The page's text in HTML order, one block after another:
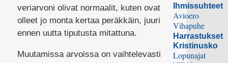
veriarvoni olivat normaalit, kuten ovat
olleet jo monta kertaa peräkkäin, juuri
ennen uutta tiputusta mitattuna.
Muutamissa arvoissa on vaihtelevasti
Ihmissuhteet
Avioero
Vihapuhe
Harrastukset
Kristinusko
Lopunajat